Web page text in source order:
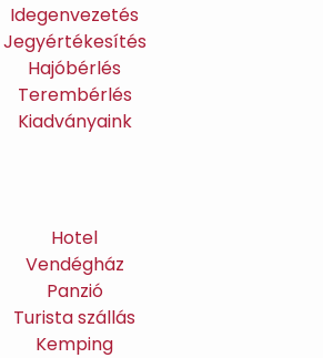
Idegenvezetés
Jegyértékesítés
Hajóbérlés
Terembérlés
Kiadványaink
Hotel
Vendégház
Panzió
Turista szállás
Kemping